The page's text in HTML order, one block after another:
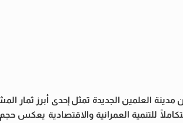
العلمين الجديدة تمثل إحدى أبرز ثمار
للتنمية العمرانية والاقتصادية يعكس